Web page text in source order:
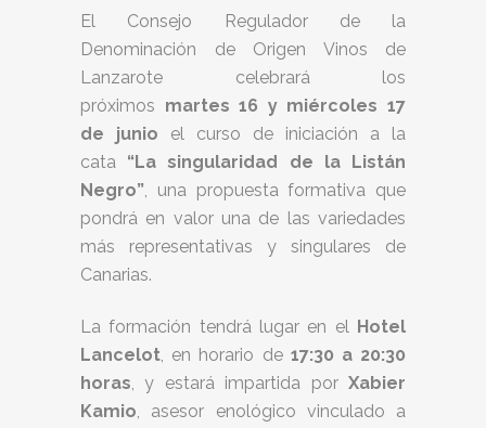
El Consejo Regulador de la
Denominación de Origen Vinos de
Lanzarote celebrará los
próximos martes 16 y miércoles 17
de junio el curso de iniciación a la
cata “La singularidad de la Listán
Negro”, una propuesta formativa que
pondrá en valor una de las variedades
más representativas y singulares de
Canarias.
La formación tendrá lugar en el Hotel
Lancelot, en horario de 17:30 a 20:30
horas, y estará impartida por Xabier
Kamio, asesor enológico vinculado a